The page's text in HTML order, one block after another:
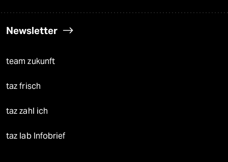
Newsletter
team zukunft
taz frisch
taz zahl ich
taz lab Infobrief